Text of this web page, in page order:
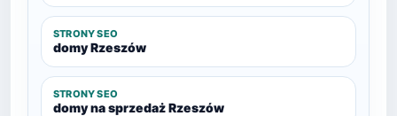
STRONY SEO
domy Rzeszów
STRONY SEO
domy na sprzedaż Rzeszów